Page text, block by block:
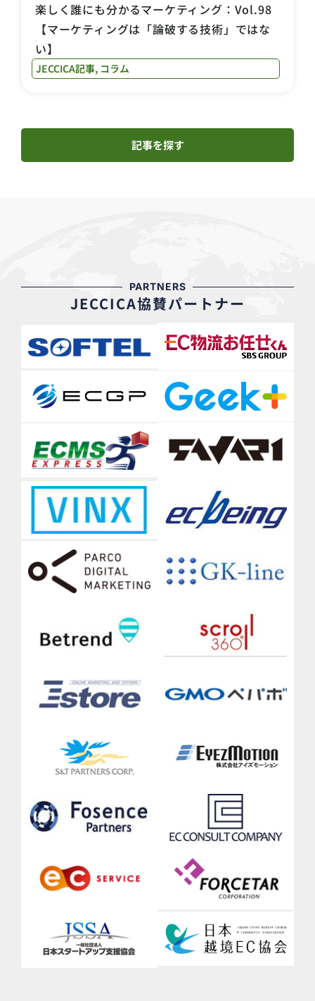
楽しく誰にも分かるマーケティング：Vol.98
【マーケティングは「論破する技術」ではな
い】
JECCICA記事, コラム
記事を探す
PARTNERS
JECCICA協賛パートナー